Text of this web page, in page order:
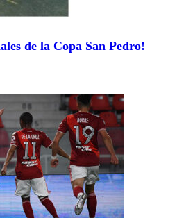
de la Copa San Pedro!